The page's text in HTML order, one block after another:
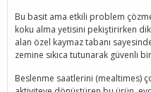
Bu basit ama etkili problem
koku alma yetisini pekiştirirken
alan özel kaymaz tabanı
zemine sıkıca tutunarak güvenli
Beslenme saatlerini (mealtimes)